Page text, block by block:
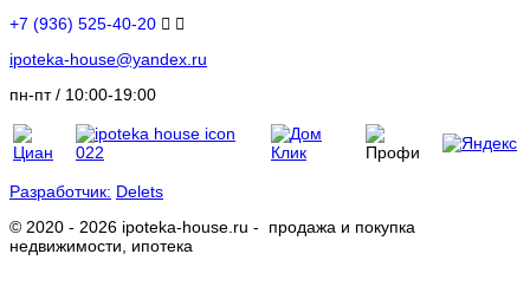
+7 (936) 525-40-20
ipoteka-house@yandex.ru
пн-пт / 10:00-19:00
Разработчик: Delets
© 2020 - 2026 ipoteka-house.ru - продажа и покупка
недвижимости, ипотека